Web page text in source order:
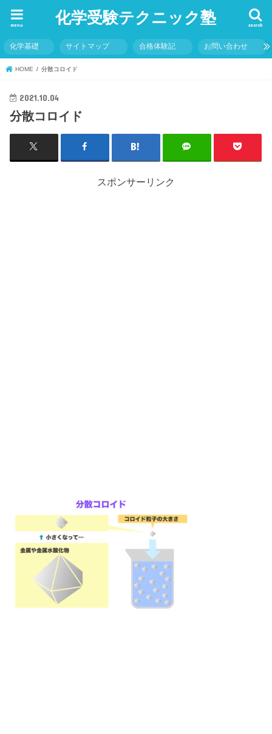
化学受験テクニック塾 search
menu
化学基礎 サイトマップ 合格体験記 お問い合わせ
HOME 分散コロイド
2021.10.04
分散コロイド
スポンサーリンク